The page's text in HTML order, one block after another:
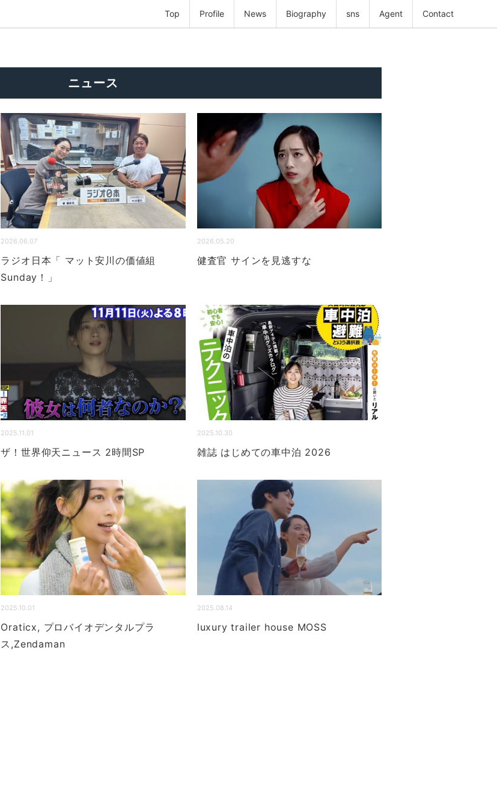
Top Profile News Biography sns Agent Contact
ニュース
2026.06.07
ラジオ日本「 マット安川の価値組
Sunday！」
2026.05.20
健査官 サインを見逃すな
2025.11.01
ザ！世界仰天ニュース 2時間SP
2025.10.30
雑誌 はじめての車中泊 2026
2025.10.01
Oraticx, プロバイオデンタルプラ
ス,Zendaman
2025.08.14
luxury trailer house MOSS